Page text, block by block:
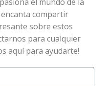
compartir
sobre estos
para cualquier
aquí para ayudarte!